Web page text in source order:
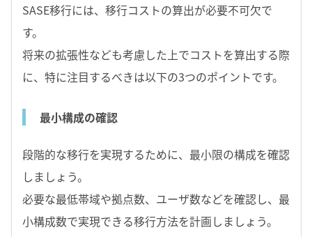
SASE移行には、移行コストの算出が必要不可欠で
す。
将来の拡張性なども考慮した上でコストを算出する際
に、特に注目するべきは以下の3つのポイントです。
最小構成の確認
段階的な移行を実現するために、最小限の構成を確認
しましょう。
必要な最低帯域や拠点数、ユーザ数などを確認し、最
小構成数で実現できる移行方法を計画しましょう。